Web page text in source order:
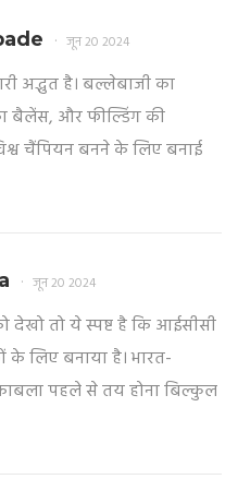
जून 20 2024
अद्भुत है। बल्लेबाजी का
बैलेंस, और फील्डिंग की
चैंपियन बनने के लिए बनाई
जून 20 2024
देखो तो ये स्पष्ट है कि आईसीसी
के लिए बनाया है। भारत-
पहले से तय होना बिल्कुल